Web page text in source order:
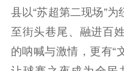
县以“苏超第二现场”
至街头巷尾、融进百
的呐喊与激情，更有“